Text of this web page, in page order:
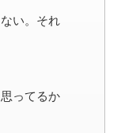
い。それ
ってるか